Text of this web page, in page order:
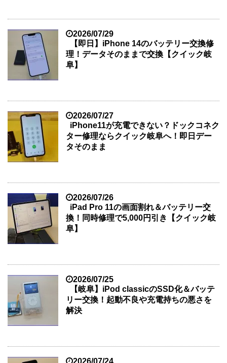
2026/07/29
【即日】iPhone 14のバッテリー交換修
理！データそのままで交換【クイック岐
阜】
2026/07/27
iPhone11が充電できない？ドックコネク
ター修理ならクイック岐阜へ！即日デー
タそのまま
2026/07/26
iPad Pro 11の画面割れ＆バッテリー交
換！同時修理で5,000円引き【クイック岐
阜】
2026/07/25
【岐阜】iPod classicのSSD化＆バッテ
リー交換！起動不良や充電持ちの悪さを
解決
2026/07/24